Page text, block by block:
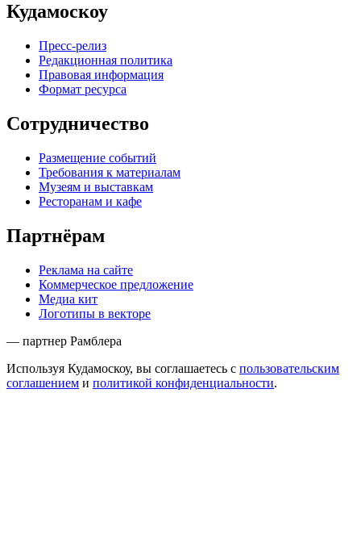
Кудамоскоу
Пресс-релиз
Редакционная политика
Правовая информация
Формат ресурса
Сотрудничество
Размещение событий
Требования к материалам
Музеям и выставкам
Ресторанам и кафе
Партнёрам
Реклама на сайте
Коммерческое предложение
Медиа кит
Логотипы в векторе
— партнер Рамблера
Используя Кудамоскоу, вы соглашаетесь с пользовательским
соглашением и политикой конфиденциальности.